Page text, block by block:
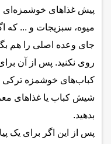
پیش غذاهای خوشمزه‌ای
میوه، سبزیجات و ... که
جای وعده اصلی را هم
روی نکنید. پس از آن
کباب‌های خوشمزه ترکی
شیش کباب یا غذاهای
بدهید.
پس از این اگر برای یک